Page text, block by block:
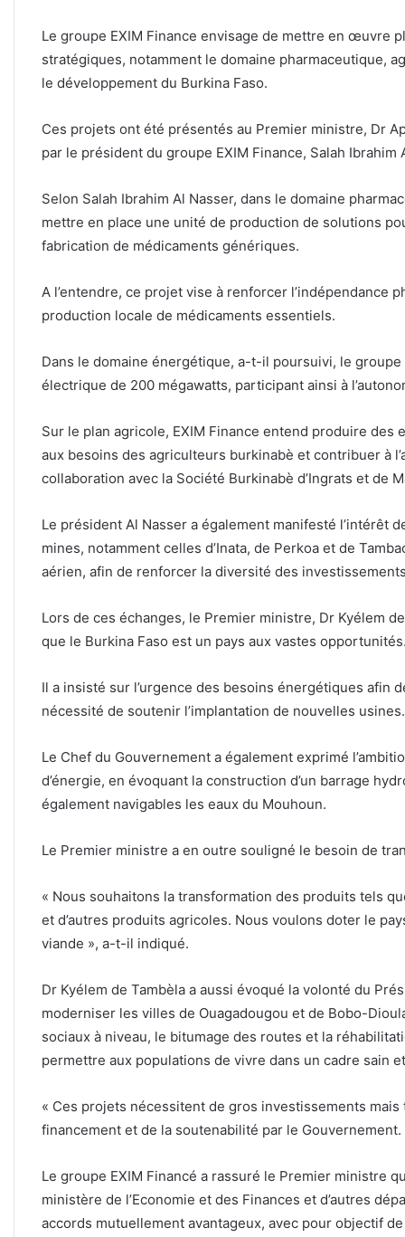
Le groupe EXIM Finance envisage de mettre en œuvre
stratégiques, notamment le domaine pharmaceutique,
le développement du Burkina Faso.
Ces projets ont été présentés au Premier ministre, Dr
par le président du groupe EXIM Finance, Salah Ibrahim
Selon Salah Ibrahim Al Nasser, dans le domaine
mettre en place une unité de production de solutions
fabrication de médicaments génériques.
A l’entendre, ce projet vise à renforcer l’indépendance
production locale de médicaments essentiels.
Dans le domaine énergétique, a-t-il poursuivi, le
électrique de 200 mégawatts, participant ainsi à
Sur le plan agricole, EXIM Finance entend produire
aux besoins des agriculteurs burkinabè et contribuer à
collaboration avec la Société Burkinabè d’Ingrats et de
Le président Al Nasser a également manifesté l’intérêt
mines, notamment celles d’Inata, de Perkoa et de
aérien, afin de renforcer la diversité des
Lors de ces échanges, le Premier ministre, Dr Kyélem
que le Burkina Faso est un pays aux vastes
Il a insisté sur l’urgence des besoins énergétiques afin
nécessité de soutenir l’implantation de nouvelles usines.
Le Chef du Gouvernement a également exprimé
d’énergie, en évoquant la construction d’un barrage
également navigables les eaux du Mouhoun.
Le Premier ministre a en outre souligné le besoin de
« Nous souhaitons la transformation des produits tels
et d’autres produits agricoles. Nous voulons doter le
viande », a-t-il indiqué.
Dr Kyélem de Tambèla a aussi évoqué la volonté du
moderniser les villes de Ouagadougou et de Bobo-
sociaux à niveau, le bitumage des routes et la
permettre aux populations de vivre dans un cadre sain
« Ces projets nécessitent de gros investissements
financement et de la soutenabilité par le
Le groupe EXIM Financé a rassuré le Premier ministre
ministère de l’Economie et des Finances et d’autres
accords mutuellement avantageux, avec pour objectif